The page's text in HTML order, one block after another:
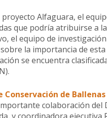
Alfaguara, el
que podría atribuirse a
el equipo de
la importancia de
se encuentra
de Ballenas
colaboración del